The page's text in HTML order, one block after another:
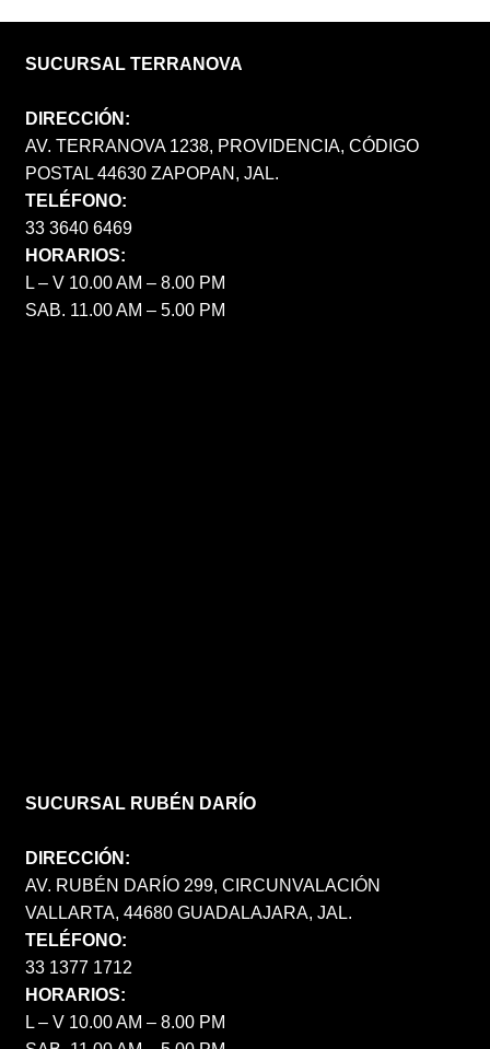
SUCURSAL TERRANOVA
DIRECCIÓN:
AV. TERRANOVA 1238, PROVIDENCIA, CÓDIGO
POSTAL 44630 ZAPOPAN, JAL.
TELÉFONO:
33 3640 6469
HORARIOS:
L – V 10.00 AM – 8.00 PM
SAB. 11.00 AM – 5.00 PM
SUCURSAL RUBÉN DARÍO
DIRECCIÓN:
AV. RUBÉN DARÍO 299, CIRCUNVALACIÓN
VALLARTA, 44680 GUADALAJARA, JAL.
TELÉFONO:
33 1377 1712
HORARIOS:
L – V 10.00 AM – 8.00 PM